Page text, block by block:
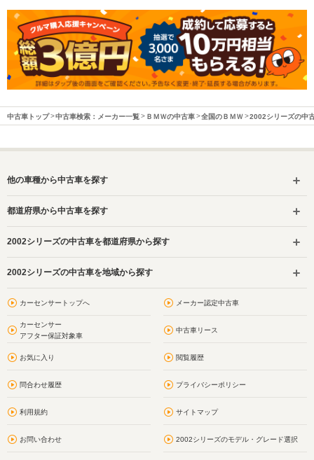
中古車トップ 中古車検索：メーカー一覧 ＢＭＷの中古車 全国のＢＭＷ 2002シリーズの中
他の車種から中古車を探す
都道府県から中古車を探す
2002シリーズの中古車を都道府県から探す
2002シリーズの中古車を地域から探す
カーセンサートップへ メーカー認定中古車
カーセンサー
アフター保証対象車
中古車リース
お気に入り 閲覧履歴
問合わせ履歴 プライバシーポリシー
利用規約 サイトマップ
お問い合わせ 2002シリーズのモデル・グレード選択